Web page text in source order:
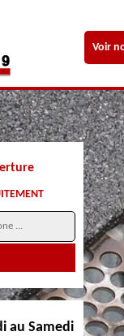
Voir
au Samedi